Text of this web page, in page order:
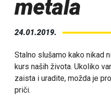
metala
24.01.2019.
Stalno slušamo kako nikad
kurs naših života. Ukoliko
zaista i uradite, možda je
priči.